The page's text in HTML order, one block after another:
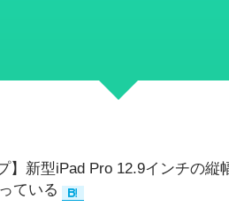
】新型iPad Pro 12.9インチの縦
ている